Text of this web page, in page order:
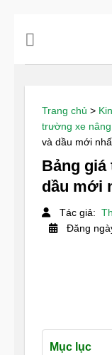
Trang chủ >
trường xe
và dầu mới
Bảng giá
dầu mới
Tác giả:
Đăng
Mục lục